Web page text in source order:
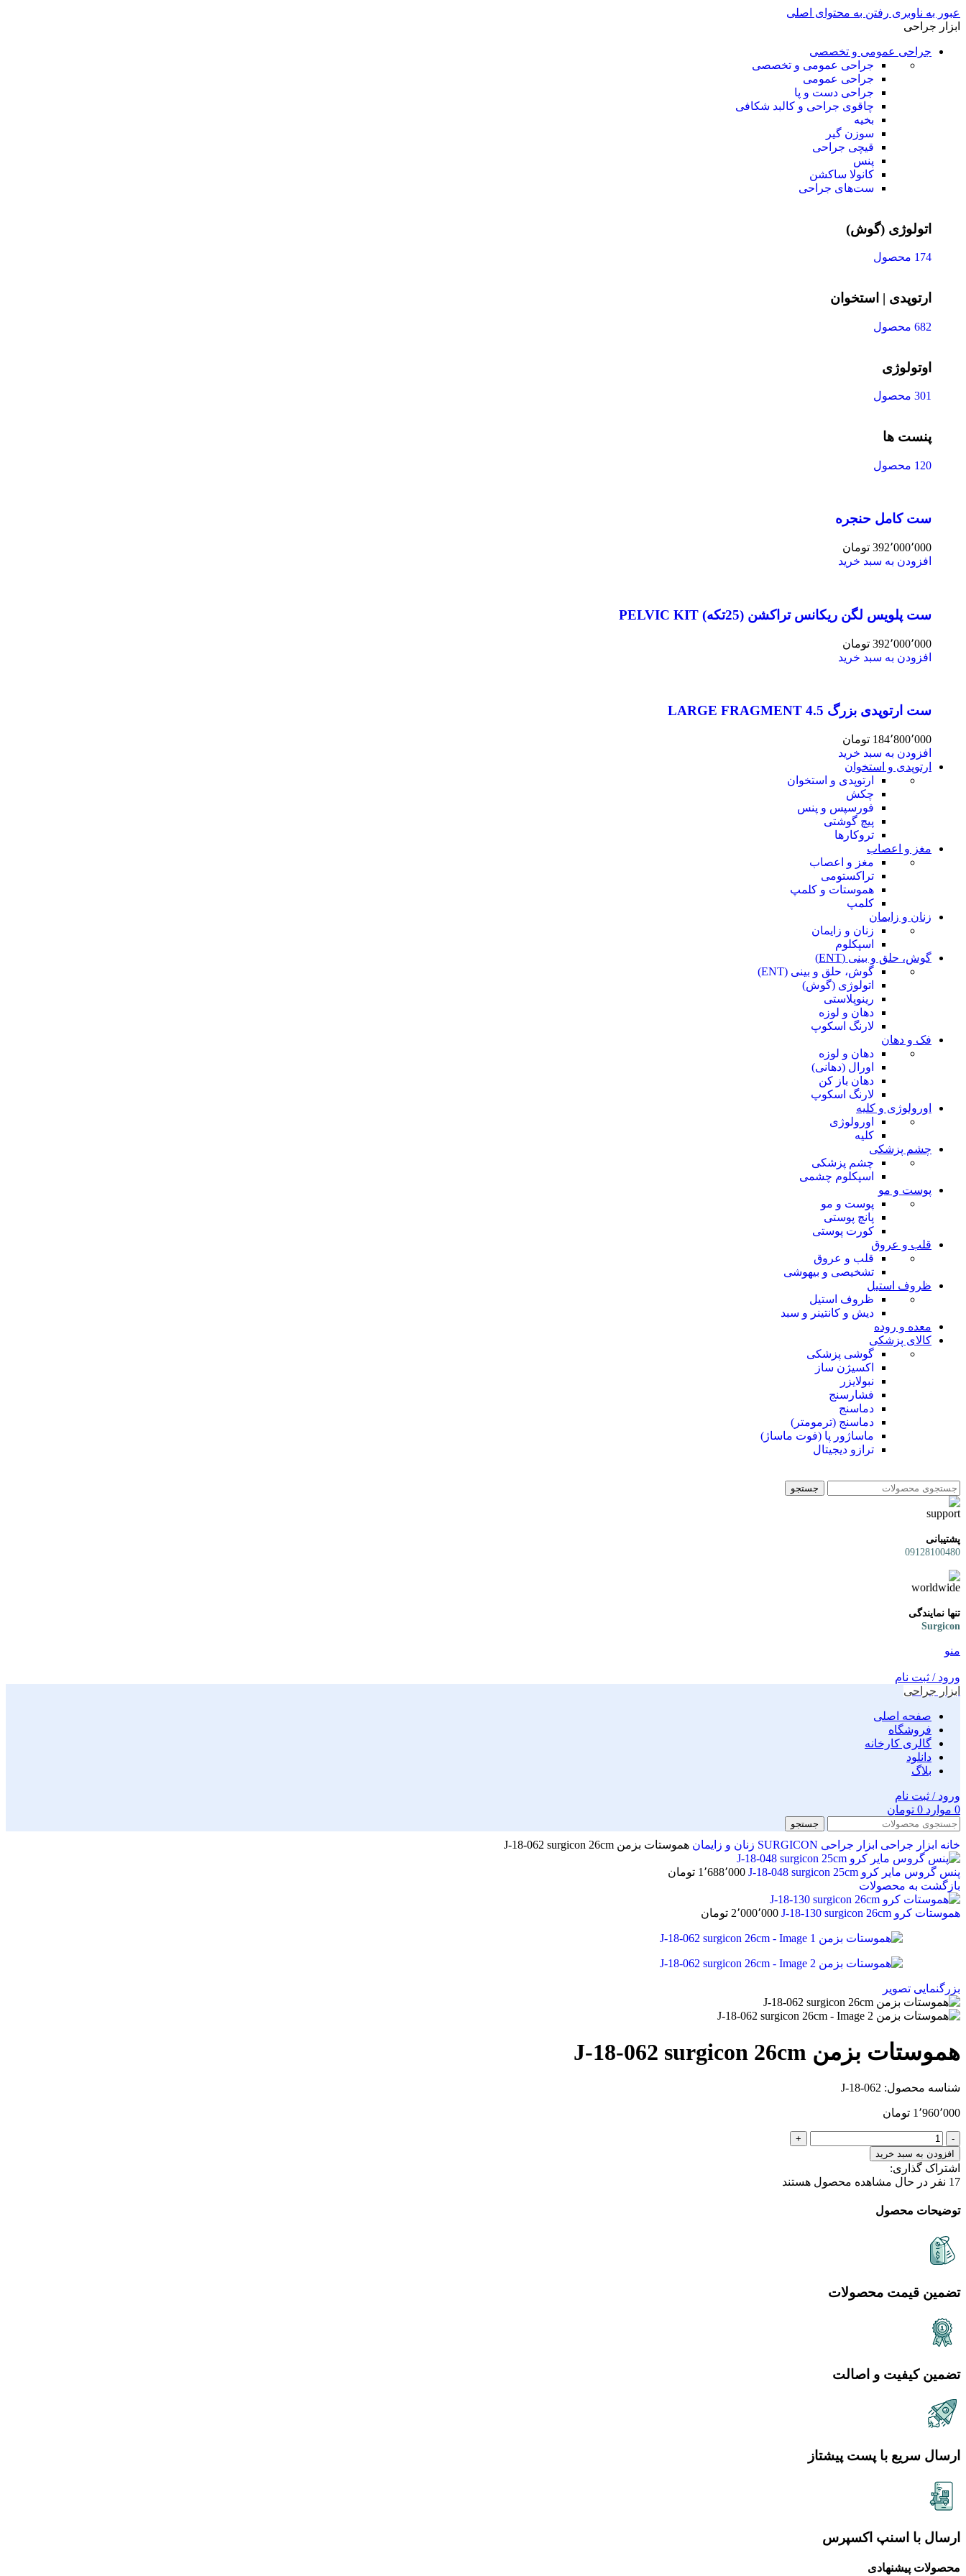
عبور به ناوبری رفتن به محتوای اصلی
ابزار جراحی
جراحی عمومی و تخصصی
جراحی عمومی و تخصصی
جراحی عمومی
جراحی دست و پا
چاقوی جراحی و کالبد شکافی
بخیه
سوزن‌ گیر
قیچی‌ جراحی
پنس
کانولا ساکشن
ست‌های جراحی
اتولوژی (گوش)
174 محصول
ارتوپدی | استخوان
682 محصول
اوتولوژی
301 محصول
پنست ها
120 محصول
ست کامل حنجره
392٬000٬000 تومان
افزودن به سبد خرید
ست پلویس لگن ریکانس تراکشن (25تکه) PELVIC KIT
392٬000٬000 تومان
افزودن به سبد خرید
ست ارتوپدی بزرگ 4.5 LARGE FRAGMENT
184٬800٬000 تومان
افزودن به سبد خرید
ارتوپدی و استخوان
ارتوپدی و استخوان
چکش
فورسپس و پنس
پیچ گوشتی
تروکارها
مغز و اعصاب
مغز و اعصاب
تراکستومی
هموستات و کلمپ
کلمپ
زنان و زایمان
زنان و زایمان
اسپکلوم
گوش، حلق و بینی (ENT)
گوش، حلق و بینی (ENT)
اتولوژی (گوش)
رینوپلاستی
دهان و لوزه
لارنگ اسکوپ
فک و دهان
دهان و لوزه
اورال (دهانی)
دهان باز کن
لارنگ اسکوپ
اورولوژی و کلیه
اورولوژی
کلیه
چشم پزشکی
چشم پزشکی
اسپکلوم چشمی
پوست و مو
پوست و مو
پانچ پوستی
کورت پوستی
قلب و عروق
قلب و عروق
تشخیصی و بیهوشی
ظروف استیل
ظروف استیل
دیش و کانتینر و سبد
معده و روده
کالای پزشکی
گوشی پزشکی
اکسیژن ساز
نبولایزر
فشارسنج
دماسنج
دماسنج (ترمومتر)
ماساژور پا (فوت ماساژ)
ترازو دیجیتال
جستجو
پشتیبانی
09128100480
تنها نمایندگی
Surgicon
منو
ورود / ثبت نام
ابزار جراحی
صفحه اصلی
فروشگاه
گالری کارخانه
دانلود
بلاگ
ورود / ثبت نام
0 موارد 0 تومان
جستجو
خانه ابزار جراحی ابزار جراحی SURGICON زنان و زایمان هموستات بزمن J-18-062 surgicon 26cm
پنس گروس مایر کرو J-18-048 surgicon 25cm 1٬688٬000 تومان
بازگشت به محصولات
هموستات کرو J-18-130 surgicon 26cm 2٬000٬000 تومان
بزرگنمایی تصویر
هموستات بزمن J-18-062 surgicon 26cm
شناسه محصول: J-18-062
1٬960٬000 تومان
افزودن به سبد خرید
اشتراک گذاری:
17 نفر در حال مشاهده محصول هستند
توضیحات محصول
تضمین قیمت محصولات
تضمین کیفیت و اصالت
ارسال سریع با پست پیشتاز
ارسال با اسنپ اکسپرس
محصولات پیشنهادی